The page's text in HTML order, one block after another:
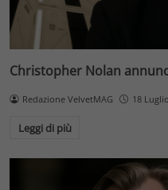
Christopher Nolan
Redazione VelvetMAG 18
Leggi di più